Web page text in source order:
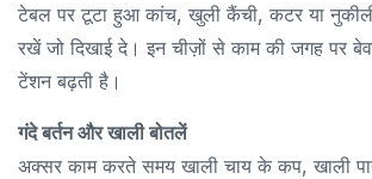
टेबल पर टूटा हुआ कांच, खुली कैंची, कटर या
रखें जो दिखाई दे। इन चीज़ों से काम की जगह पर
टेंशन बढ़ती है।
गंदे बर्तन और खाली बोतलें
अक्सर काम करते समय खाली चाय के कप, खाली